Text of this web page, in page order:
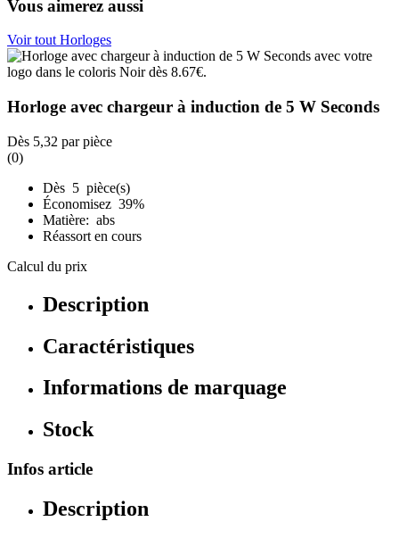
Vous aimerez aussi
Voir tout Horloges
Horloge avec chargeur à induction de 5 W Seconds
Dès 5,32 par pièce
(0)
Dès 5 pièce(s)
Économisez 39%
Matière: abs
Réassort en cours
Calcul du prix
Description
Caractéristiques
Informations de marquage
Stock
Infos article
Description